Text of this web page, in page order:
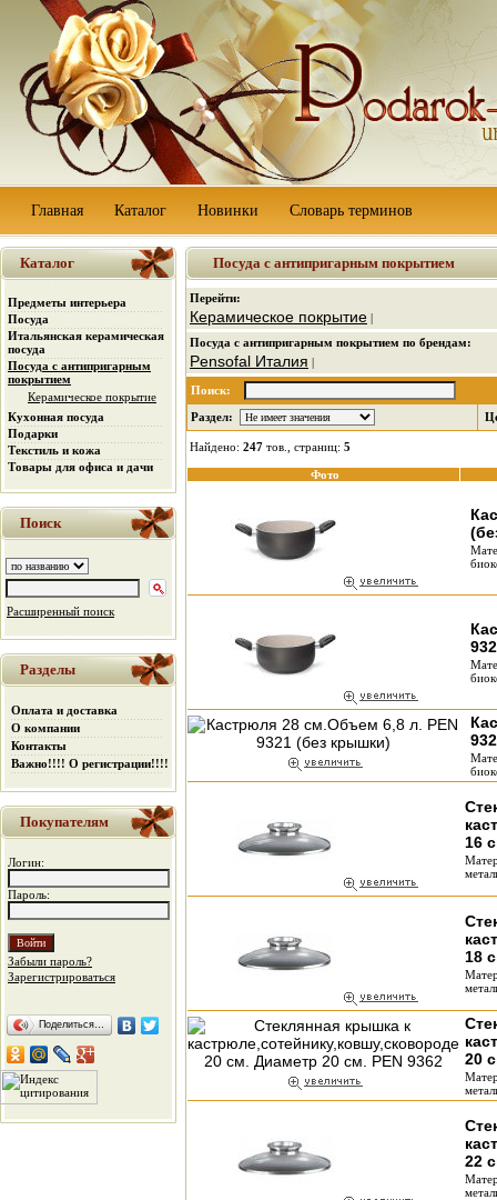
Главная Каталог Новинки Словарь терминов
Каталог
Предметы интерьера
Посуда
Итальянская керамическая
посуда
Посуда с антипригарным
покрытием
Керамическое покрытие
Кухонная посуда
Подарки
Текстиль и кожа
Товары для офиса и дачи
Поиск
Расширенный поиск
Разделы
Оплата и доставка
О компании
Контакты
Важно!!!! О регистрации!!!!
Покупателям
Логин:
Пароль:
Забыли пароль?
Зарегистрироваться
Поделиться…
Посуда с антипригарным покрытием
Перейти:
Керамическое покрытие |
Посуда с антипригарным покрытием по брендам:
Pensofal Италия |
Поиск:
Раздел:
Найдено: 247 тов., страниц: 5
Фото
16
18
20
22